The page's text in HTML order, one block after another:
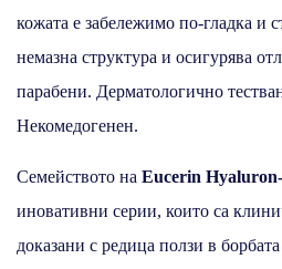
кожата е забележимо по-гладка и
немазна структура и осигурява
парабени. Дерматологично
Некомедогенен.
Семейството на Eucerin
иновативни серии, които са
доказани с редица ползи в